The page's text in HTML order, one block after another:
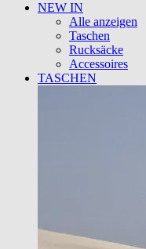
NEW IN
Alle anzeigen
Taschen
Rucksäcke
Accessoires
TASCHEN